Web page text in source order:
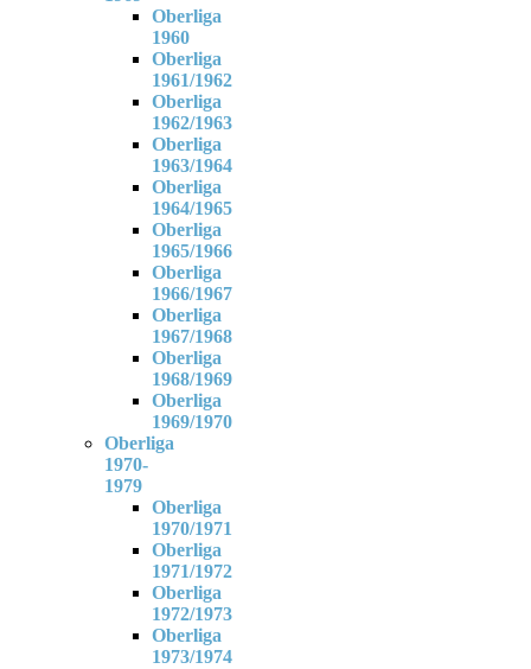
Oberliga
1960
Oberliga
1961/1962
Oberliga
1962/1963
Oberliga
1963/1964
Oberliga
1964/1965
Oberliga
1965/1966
Oberliga
1966/1967
Oberliga
1967/1968
Oberliga
1968/1969
Oberliga
1969/1970
Oberliga
1970-
1979
Oberliga
1970/1971
Oberliga
1971/1972
Oberliga
1972/1973
Oberliga
1973/1974